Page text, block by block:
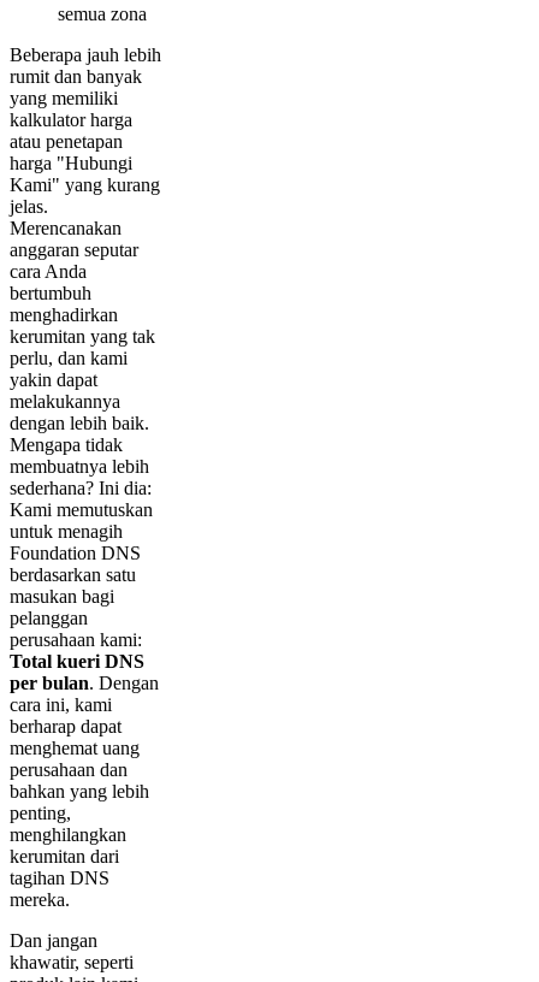
semua zona
Beberapa jauh lebih
rumit dan banyak
yang memiliki
kalkulator harga
atau penetapan
harga "Hubungi
Kami" yang kurang
jelas.
Merencanakan
anggaran seputar
cara Anda
bertumbuh
menghadirkan
kerumitan yang tak
perlu, dan kami
yakin dapat
melakukannya
dengan lebih baik.
Mengapa tidak
membuatnya lebih
sederhana? Ini dia:
Kami memutuskan
untuk menagih
Foundation DNS
berdasarkan satu
masukan bagi
pelanggan
perusahaan kami:
Total kueri DNS
per bulan. Dengan
cara ini, kami
berharap dapat
menghemat uang
perusahaan dan
bahkan yang lebih
penting,
menghilangkan
kerumitan dari
tagihan DNS
mereka.
Dan jangan
khawatir, seperti